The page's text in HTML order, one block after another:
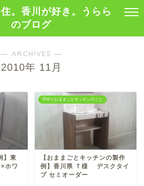
。香川が好き。うらら
のブログ
― ARCHIVES ―
2010年 11月
】東
ホワ
手作りおままごとキッチンのこと
【おままごとキッチンの製作
例】香川県 Ｔ様 デスクタイ
プ セミオーダー